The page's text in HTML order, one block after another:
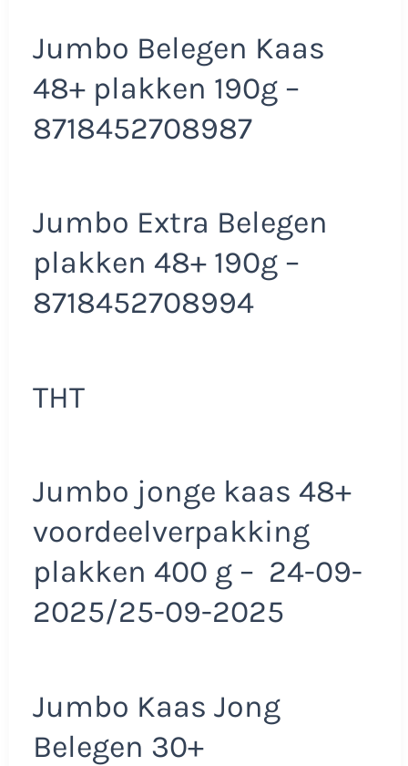
Jumbo Belegen Kaas
48+ plakken 190g –
8718452708987
Jumbo Extra Belegen
plakken 48+ 190g –
8718452708994
THT
Jumbo jonge kaas 48+
voordeelverpakking
plakken 400 g – 24-09-
2025/25-09-2025
Jumbo Kaas Jong
Belegen 30+